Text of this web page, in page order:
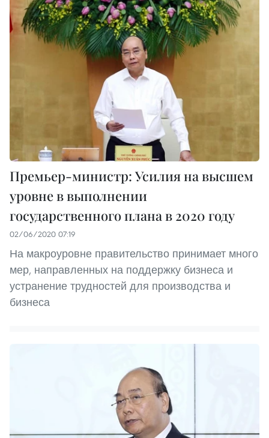
Премьер-министр: Усилия на высшем
уровне в выполнении
государственного плана в 2020 году
02/06/2020 07:19
На макроуровне правительство принимает много
мер, направленных на поддержку бизнеса и
устранение трудностей для производства и
бизнеса